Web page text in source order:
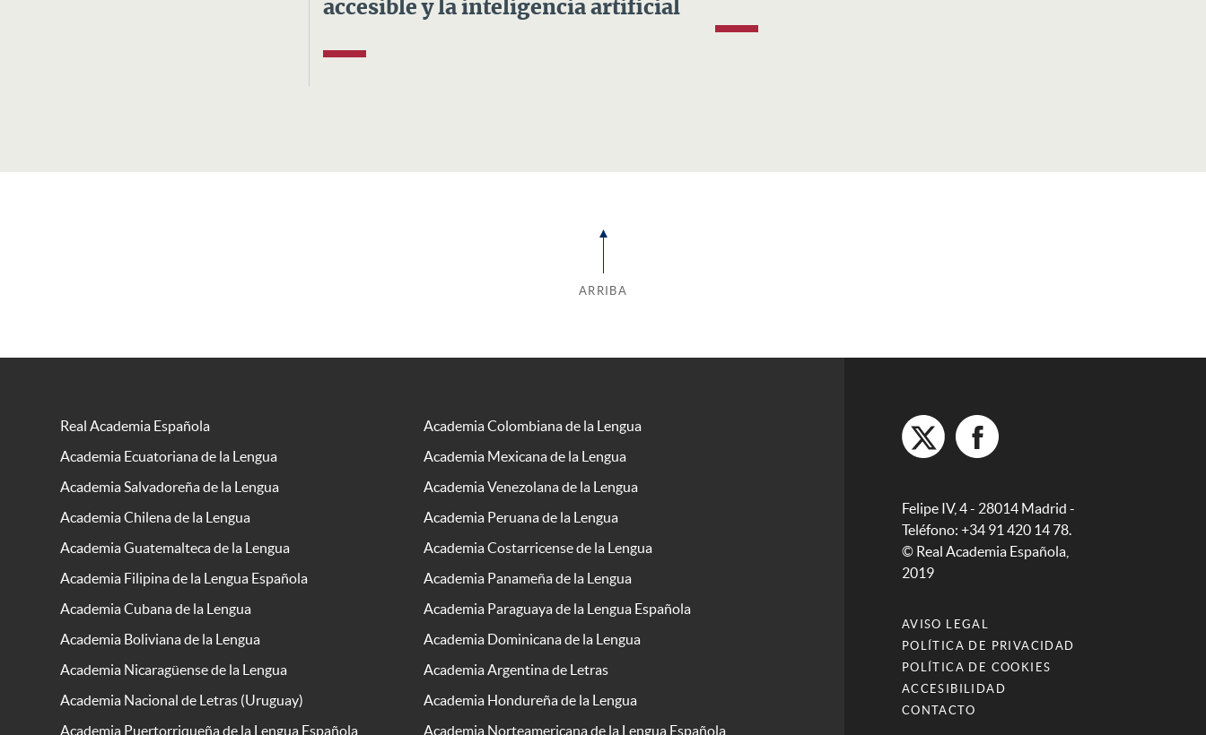
accesible y la inteligencia artificial
ARRIBA
Real Academia Española
Academia Colombiana de la Lengua
Academia Ecuatoriana de la Lengua
Academia Mexicana de la Lengua
Academia Salvadoreña de la Lengua
Academia Venezolana de la Lengua
Academia Chilena de la Lengua
Academia Peruana de la Lengua
Academia Guatemalteca de la Lengua
Academia Costarricense de la Lengua
Academia Filipina de la Lengua Española
Academia Panameña de la Lengua
Academia Cubana de la Lengua
Academia Paraguaya de la Lengua Española
Academia Boliviana de la Lengua
Academia Dominicana de la Lengua
Academia Nicaragüense de la Lengua
Academia Argentina de Letras
Academia Nacional de Letras (Uruguay)
Academia Hondureña de la Lengua
Academia Puertorriqueña de la Lengua Española
Academia Norteamericana de la Lengua Española
Felipe IV, 4 - 28014 Madrid -
Teléfono: +34 91 420 14 78.
© Real Academia Española,
2019
AVISO LEGAL
POLÍTICA DE PRIVACIDAD
POLÍTICA DE COOKIES
ACCESIBILIDAD
CONTACTO